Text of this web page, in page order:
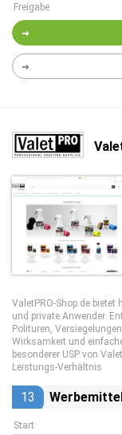
Freigabe
ValetPRO-Shop.de
und private Anwender.
Polituren,
Wirksamkeit und
besonderer USP von
Leistungs-Verhältnis
13
Start